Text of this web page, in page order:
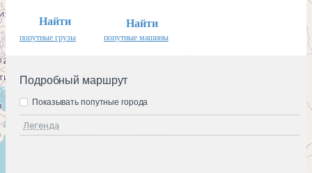
Найти
попутные грузы
Найти
попутные машины
Подробный маршрут
Легенда
Показывать попутные города